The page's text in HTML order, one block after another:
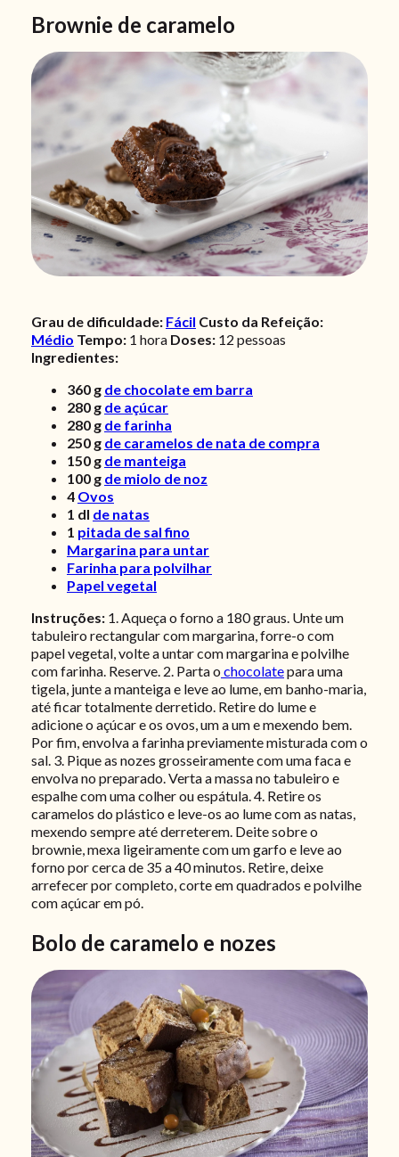
Brownie de caramelo
Grau de dificuldade: Fácil Custo da Refeição:
Médio Tempo: 1 hora Doses: 12 pessoas
Ingredientes:
360 g de chocolate em barra
280 g de açúcar
280 g de farinha
250 g de caramelos de nata de compra
150 g de manteiga
100 g de miolo de noz
4 Ovos
1 dl de natas
1 pitada de sal fino
Margarina para untar
Farinha para polvilhar
Papel vegetal
Instruções: 1. Aqueça o forno a 180 graus. Unte um
tabuleiro rectangular com margarina, forre-o com
papel vegetal, volte a untar com margarina e polvilhe
com farinha. Reserve. 2. Parta o chocolatepara uma
tigela, junte a manteiga e leve ao lume, em banho-maria,
até ficar totalmente derretido. Retire do lume e
adicione o açúcar e os ovos, um a um e mexendo bem.
Por fim, envolva a farinha previamente misturada com o
sal. 3. Pique as nozes grosseiramente com uma faca e
envolva no preparado. Verta a massa no tabuleiro e
espalhe com uma colher ou espátula. 4. Retire os
caramelos do plástico e leve-os ao lume com as natas,
mexendo sempre até derreterem. Deite sobre o
brownie, mexa ligeiramente com um garfo e leve ao
forno por cerca de 35 a 40 minutos. Retire, deixe
arrefecer por completo, corte em quadrados e polvilhe
com açúcar em pó.
Bolo de caramelo e nozes